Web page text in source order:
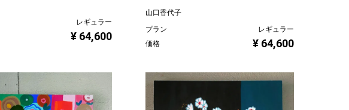
レギュラー
¥ 64,600
山口香代子
プラン
レギュラー
価格
¥ 64,600